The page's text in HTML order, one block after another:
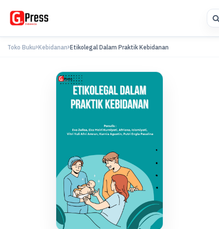
Toko Buku Kebidanan Etikolegal Dalam Praktik Kebidanan